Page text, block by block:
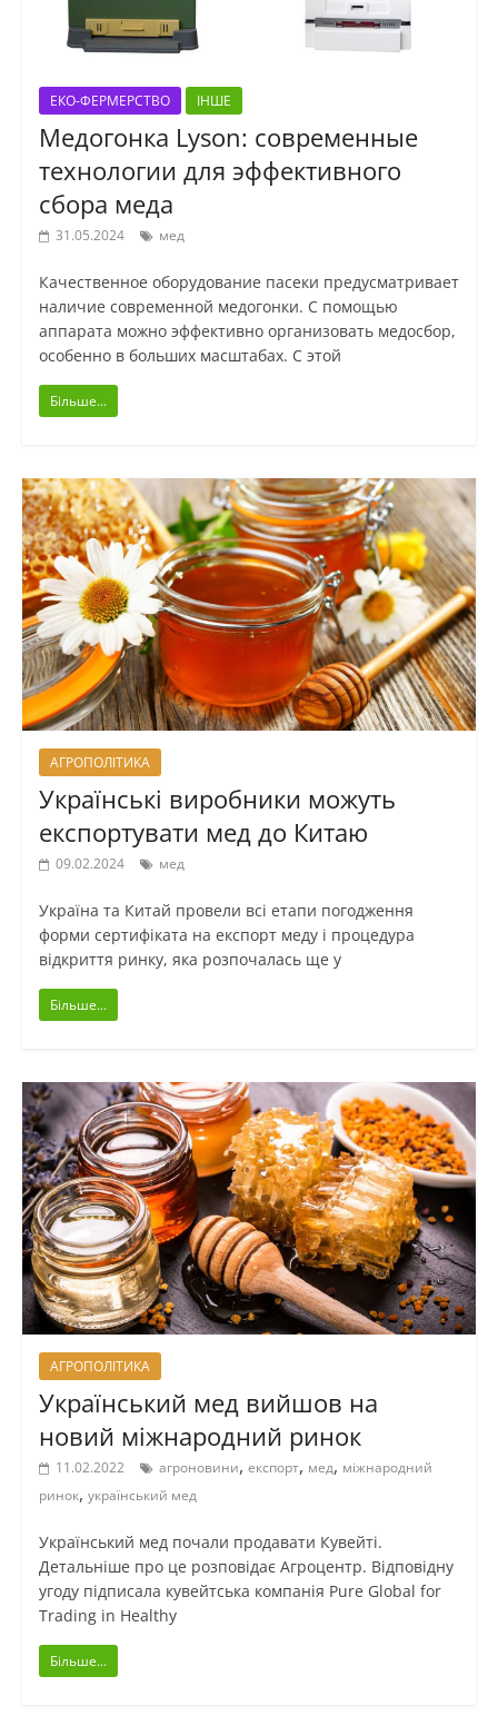
ЕКО-ФЕРМЕРСТВО ІНШЕ
Медогонка Lyson: современные
технологии для эффективного
сбора меда
31.05.2024 мед
Качественное оборудование пасеки предусматривает
наличие современной медогонки. С помощью
аппарата можно эффективно организовать медосбор,
особенно в больших масштабах. С этой
Більше...
АГРОПОЛІТИКА
Українські виробники можуть
експортувати мед до Китаю
09.02.2024 мед
Україна та Китай провели всі етапи погодження
форми сертифіката на експорт меду і процедура
відкриття ринку, яка розпочалась ще у
Більше...
АГРОПОЛІТИКА
Український мед вийшов на
новий міжнародний ринок
11.02.2022 агроновини, експорт, мед, міжнародний
ринок, український мед
Український мед почали продавати Кувейті.
Детальніше про це розповідає Агроцентр. Відповідну
угоду підписала кувейтська компанія Pure Global for
Trading in Healthy
Більше...